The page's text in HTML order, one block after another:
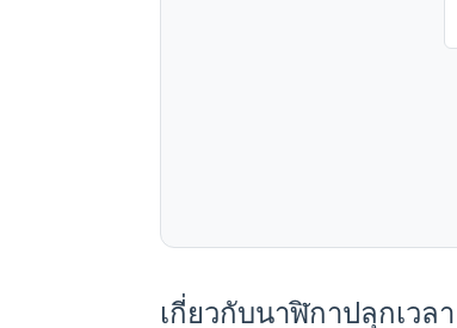
เกี่ยวกับนาฬิกาปลุกเวล